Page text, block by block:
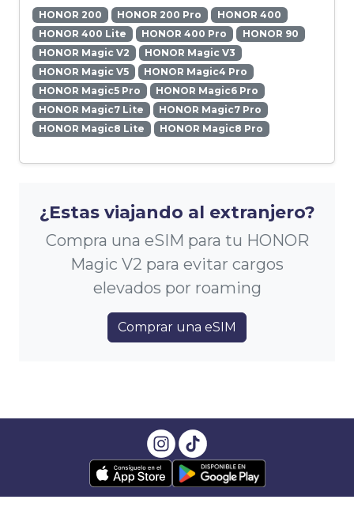
HONOR 200 HONOR 200 Pro
HONOR 400
HONOR 400 Lite
HONOR 400 Pro
HONOR 90
HONOR Magic V2
HONOR Magic V3
HONOR Magic V5
HONOR Magic4 Pro
HONOR Magic5 Pro
HONOR Magic6 Pro
HONOR Magic7 Lite
HONOR Magic7 Pro
HONOR Magic8 Lite
HONOR Magic8 Pro
¿Estas viajando al extranjero?
Compra una eSIM para tu HONOR
Magic V2 para evitar cargos
elevados por roaming
Comprar una eSIM